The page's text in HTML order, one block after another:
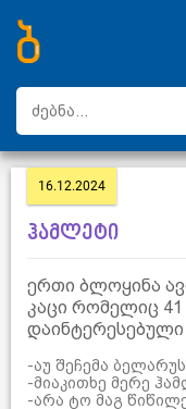
ახალი სიტყვები
ტოპ სიტყვები
დღის ტოპ სიტყვები
ტოპ
16.12.2024
ჰამლეტი
ერთი ბლოყინა
კაცი რომელიც 41
დაინტერესებული
-აუ შეჩემა
-მიაკითხე მერე
-არა ტო მაგ